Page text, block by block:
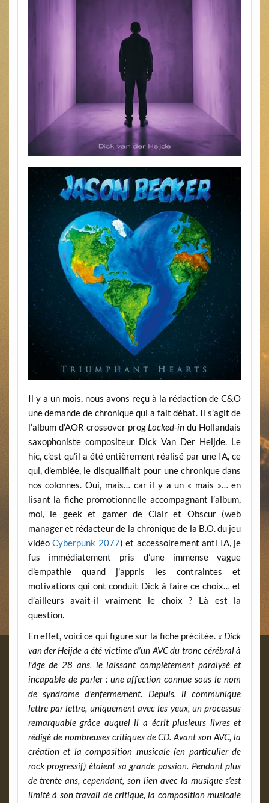
Il y a un mois, nous avons reçu à la rédaction de C&O
une demande de chronique qui a fait débat. Il s’agit de
l’album d’AOR crossover prog Locked-in du Hollandais
saxophoniste compositeur Dick Van Der Heijde. Le
hic, c’est qu’il a été entièrement réalisé par une IA, ce
qui, d’emblée, le disqualifiait pour une chronique dans
nos colonnes. Oui, mais… car il y a un « mais »… en
lisant la fiche promotionnelle accompagnant l’album,
moi, le geek et gamer de Clair et Obscur (web
manager et rédacteur de la chronique de la B.O. du jeu
vidéoCyberpunk 2077) et accessoirement anti IA, je
fus immédiatement pris d’une immense vague
d’empathie quand j’appris les contraintes et
motivations qui ont conduit Dick à faire ce choix… et
d’ailleurs avait-il vraiment le choix ? Là est la
question.
En effet, voici ce qui figure sur la fiche précitée. « Dick
van der Heijde a été victime d’un AVC du tronc cérébral à
l’âge de 28 ans, le laissant complètement paralysé et
incapable de parler : une affection connue sous le nom
de syndrome d’enfermement. Depuis, il communique
lettre par lettre, uniquement avec les yeux, un processus
remarquable grâce auquel il a écrit plusieurs livres et
rédigé de nombreuses critiques de CD. Avant son AVC, la
création et la composition musicale (en particulier de
rock progressif) étaient sa grande passion. Pendant plus
de trente ans, cependant, son lien avec la musique s’est
limité à son travail de critique, la composition musicale